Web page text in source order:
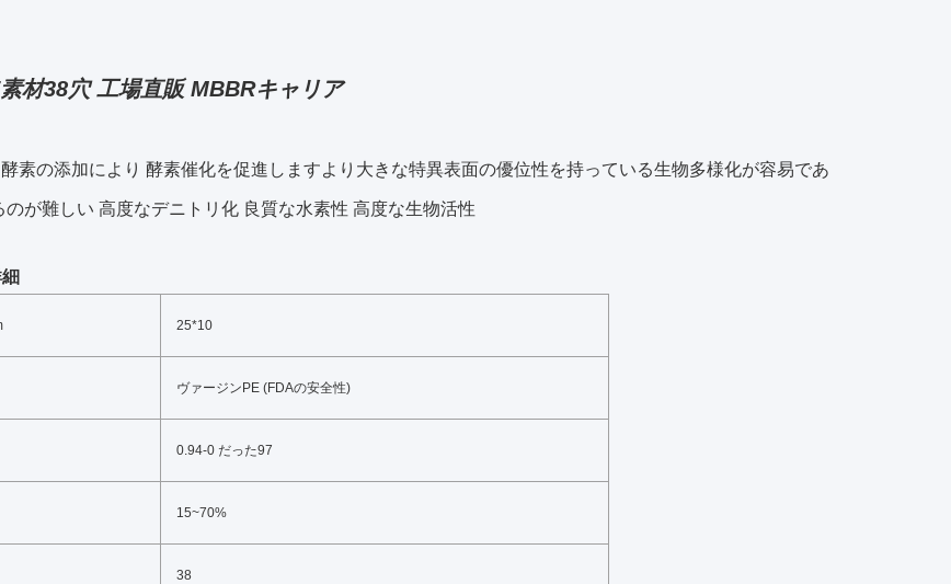
材38穴 工場直販 MBBRキャリア
素の添加により 酵素催化を促進しますより大きな特異表面の優位性を持っている生物多様化が容易であ
のが難しい 高度なデニトリ化 良質な水素性 高度な生物活性
25*10
ヴァージンPE (FDAの安全性)
0.94-0 だった97
15~70%
38